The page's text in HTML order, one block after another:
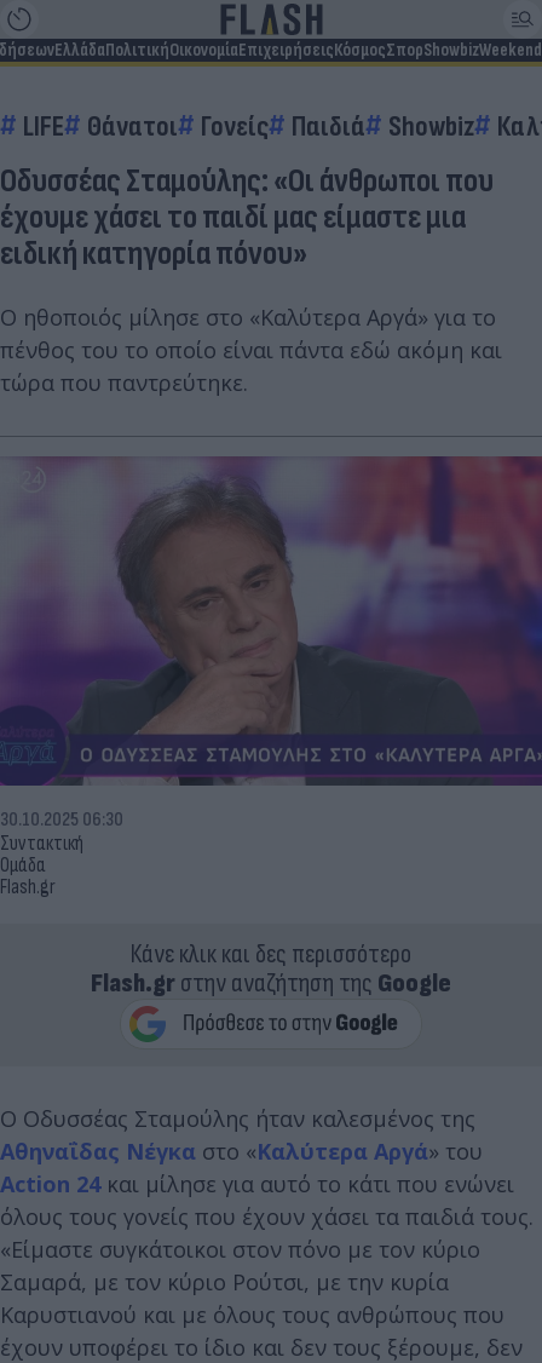
ΕλλάδαΠολιτικήΟικονομίαΕπιχειρήσειςΚόσμοςΣπορShowbizWeekend
LIFE Θάνατοι Γονείς Παιδιά Showbiz
Οδυσσέας Σταμούλης: «Οι άνθρωποι που
έχουμε χάσει το παιδί μας είμαστε μια
ειδική κατηγορία πόνου»
Ο ηθοποιός μίλησε στο «Καλύτερα Αργά» για το
πένθος του το οποίο είναι πάντα εδώ ακόμη και
τώρα που παντρεύτηκε.
Συντακτική
Ομάδα
Flash.gr
30.10.2025 06:30
Κάνε κλικ και δες περισσότερο
Flash.grστην αναζήτηση της Google
Ο Οδυσσέας Σταμούλης ήταν καλεσμένος της
Αθηναΐδας Νέγκα στο «Καλύτερα Αργά» του
Action 24και μίλησε για αυτό το κάτι που ενώνει
όλους τους γονείς που έχουν χάσει τα παιδιά τους.
«Είμαστε συγκάτοικοι στον πόνο με τον κύριο
Σαμαρά, με τον κύριο Ρούτσι, με την κυρία
Καρυστιανού και με όλους τους ανθρώπους που
έχουν υποφέρει το ίδιο και δεν τους ξέρουμε, δεν